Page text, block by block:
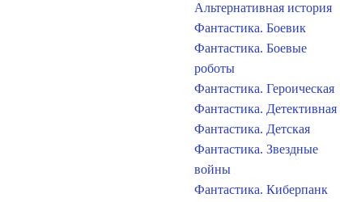
Альтернативная история
Фантастика. Боевик
Фантастика. Боевые
роботы
Фантастика. Героическая
Фантастика. Детективная
Фантастика. Детская
Фантастика. Звездные
войны
Фантастика. Киберпанк